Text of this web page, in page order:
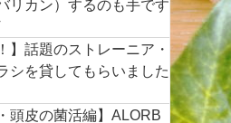
リカン）するのも手です
】話題のストレーニア・
シを貸してもらいました
頭皮の菌活編】ALORB